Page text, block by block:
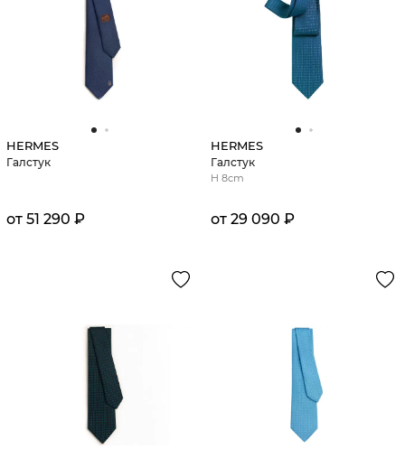
HERMES
Галстук
от 51 290 ₽
HERMES
Галстук
H 8cm
от 29 090 ₽